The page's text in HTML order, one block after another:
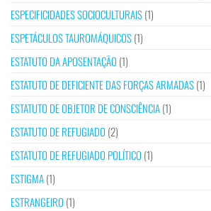
ESPECIFICIDADES SOCIOCULTURAIS(1)
ESPETÁCULOS TAUROMÁQUICOS(1)
ESTATUTO DA APOSENTAÇÃO (1)
ESTATUTO DE DEFICIENTE DAS FORÇAS ARMADAS(1)
ESTATUTO DE OBJETOR DE CONSCIÊNCIA(1)
ESTATUTO DE REFUGIADO (2)
ESTATUTO DE REFUGIADO POLÍTICO (1)
ESTIGMA(1)
ESTRANGEIRO (1)